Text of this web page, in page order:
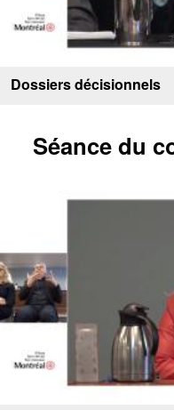
Dossiers décisionnels
Séance du